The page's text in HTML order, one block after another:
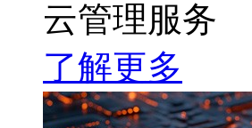
云管理服务
了解更多